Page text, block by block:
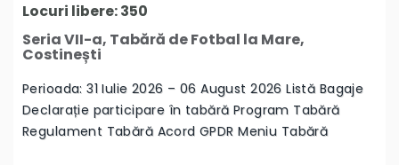
Locuri libere: 350
Seria VII-a, Tabără de Fotbal la Mare,
Costinești
Perioada: 31 Iulie 2026 – 06 August 2026 Listă Bagaje
Declarație participare în tabără Program Tabără
Regulament Tabără Acord GPDR Meniu Tabără